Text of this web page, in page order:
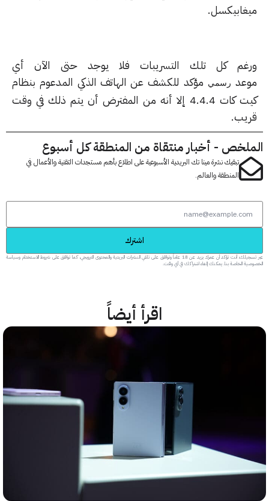
كل تلك التسريبات فلا يوجد حتى الآن أي
رسميمؤكد للكشف عن الهاتف الذكي المدعوم بنظام
كيت كات 4.4.4 إلا أنه من المفترض أن يتم ذلك في وقت
- أخبار منتقاة من المنطقة كل أسبوع
تبقيك نشرة مينا تك البريدية الأسبوعية على اطلاع بأهم مستجدات التقنية والأعمال في
المنطقة والعالم.
عبر تسجيلك، أنت تؤكد أن عمرك يزيد عن 18 عاماً وتوافق على تلقي النشرات البريدية والمحتوى الترويجي، كما توافق على شروط الاستخدام وسياسة
الخاصة بنا. يمكنك إلغاء اشتراكك في أي وقت.
اقرأ أيضاً